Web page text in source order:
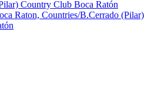
Raton, Countries/B.Cerrado (Pilar)